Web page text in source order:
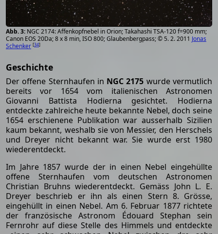
NGC 2174: Affenkopfnebel in Orion; Takahashi TSA-120 f=900 mm;
Canon EOS 20Da; 8 x 8 min, ISO 800; Glaubenbergpass; © 5. 2. 2011 Jonas
Schenker [34]
Geschichte
Der offene Sternhaufen in NGC 2175 wurde vermutlich
bereits vor 1654 vom italienischen Astronomen
Giovanni Battista Hodierna gesichtet. Hodierna
entdeckte zahlreiche heute bekannte Nebel, doch seine
1654 erschienene Publikation war ausserhalb Sizilien
kaum bekannt, weshalb sie von Messier, den Herschels
und Dreyer nicht bekannt war. Sie wurde erst 1980
wiederentdeckt.
Im Jahre 1857 wurde der in einen Nebel eingehüllte
offene Sternhaufen vom deutschen Astronomen
Christian Bruhns wiederentdeckt. Gemäss John L. E.
Dreyer beschrieb er ihn als einen Stern 8. Grösse,
eingehüllt in einen Nebel. Am 6. Februar 1877 richtete
der französische Astronom Édouard Stephan sein
Fernrohr auf diese Stelle des Himmels und entdeckte